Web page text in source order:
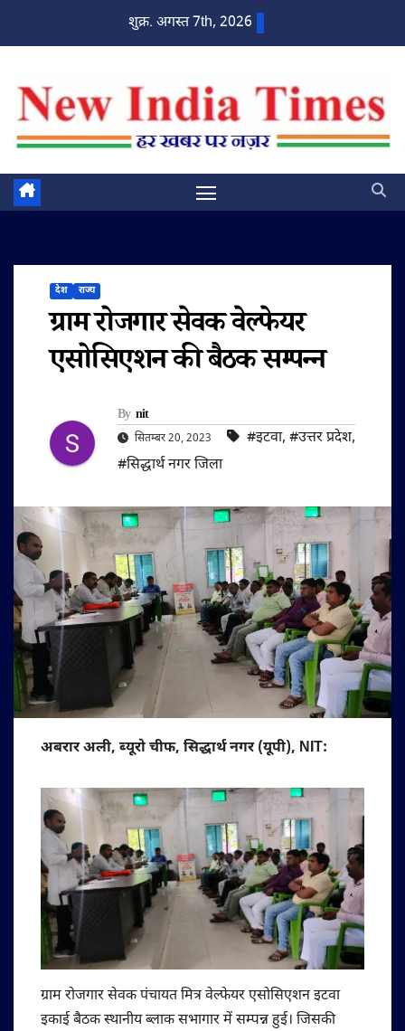
शुक्र. अगस्त 7th, 2026
देश राज्य
ग्राम रोजगार सेवक वेल्फेयर
एसोसिएशन की बैठक सम्पन्न
By nit
सितम्बर 20, 2023 #इटवा, #उत्तर प्रदेश,
#सिद्धार्थ नगर जिला
अबरार अली, ब्यूरो चीफ, सिद्धार्थ नगर (यूपी), NIT:
ग्राम रोजगार सेवक पंचायत मित्र वेल्फेयर एसोसिएशन इटवा
इकाई बैठक स्थानीय ब्लाक सभागार में सम्पन्न हुई। जिसकी